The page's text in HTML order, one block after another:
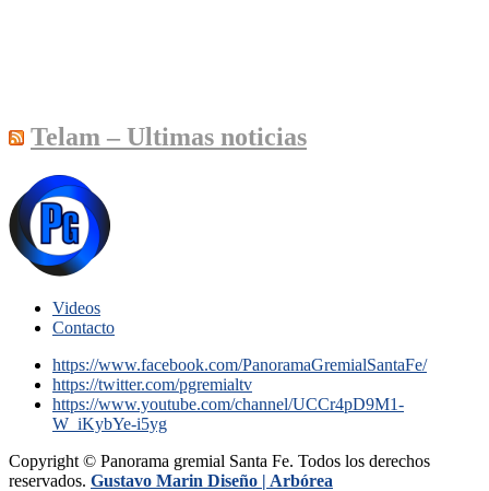
Telam – Ultimas noticias
Videos
Contacto
https://www.facebook.com/PanoramaGremialSantaFe/
https://twitter.com/pgremialtv
https://www.youtube.com/channel/UCCr4pD9M1-
W_iKybYe-i5yg
Copyright © Panorama gremial Santa Fe. Todos los derechos
reservados. Gustavo Marin Diseño | Arbórea